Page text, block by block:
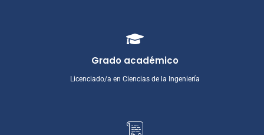
Grado académico
Licenciado/a en Ciencias de la Ingeniería